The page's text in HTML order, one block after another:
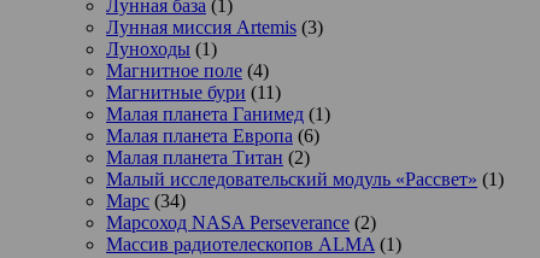
Лунная база (1)
Лунная миссия Artemis (3)
Луноходы (1)
Магнитное поле (4)
Магнитные бури (11)
Малая планета Ганимед (1)
Малая планета Европа (6)
Малая планета Титан (2)
Малый исследовательский модуль «Рассвет» (1)
Марс (34)
Марсоход NASA Perseverance (2)
Массив радиотелескопов ALMA (1)